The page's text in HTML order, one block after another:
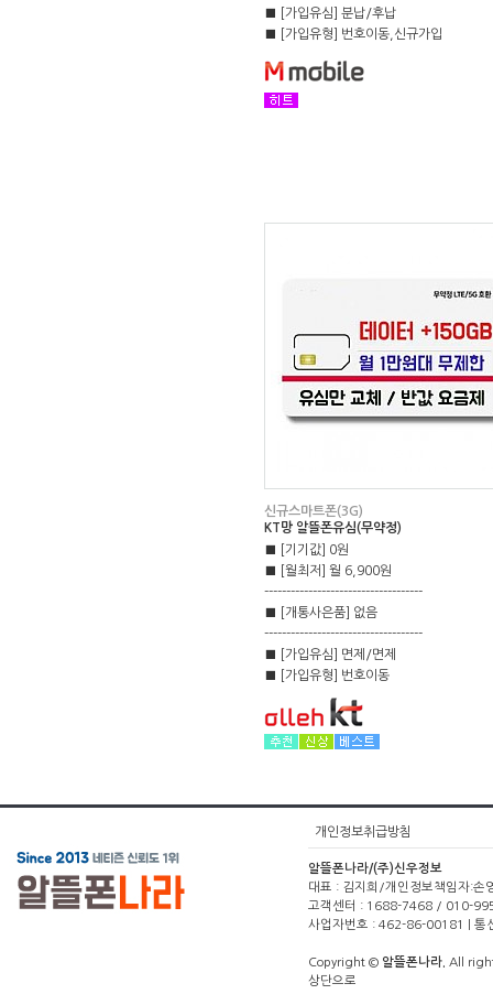
■ [가입유심] 분납/후납
■ [가입유형] 번호이동,신규가입
신규스마트폰(3G)
KT망 알뜰폰유심(무약정)
■ [기기값] 0원
■ [월최저] 월 6,900원
------------------------------------
■ [개통사은품] 없음
------------------------------------
■ [가입유심] 면제/면제
■ [가입유형] 번호이동
개인정보취급방침
알뜰폰나라/(주)신우정보
대표 : 김지희/개인정보책임자:
고객센터 : 1688-7468 / 010-
사업자번호 : 462-86-00181 | 통
Copyright © 알뜰폰나라. All
상단으로